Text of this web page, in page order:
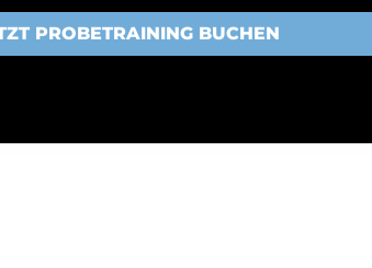
PROBETRAINING BUCHEN